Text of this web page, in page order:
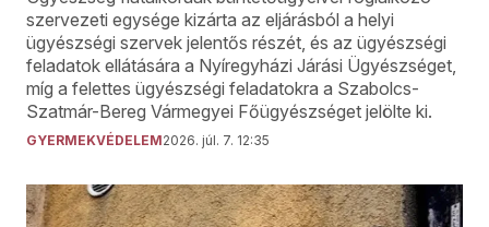
szervezeti egysége kizárta az eljárásból a helyi
ügyészségi szervek jelentős részét, és az ügyészségi
feladatok ellátására a Nyíregyházi Járási Ügyészséget,
míg a felettes ügyészségi feladatokra a Szabolcs-
Szatmár-Bereg Vármegyei Főügyészséget jelölte ki.
GYERMEKVÉDELEM2026. júl. 7. 12:35